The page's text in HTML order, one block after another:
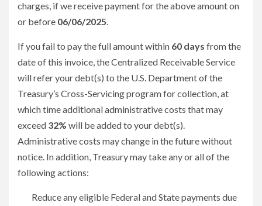
charges, if we receive payment for the above amount on
or before 06/06/2025
If you fail to pay the full amount within 60 days from the
date of this invoice, the Centralized Receivable Service
will refer your debt(s) to the U.S. Department of the
Treasury’s Cross-Servicing program for collection, at
which time additional administrative costs that may
exceed 32% will be added to your debt(s).
Administrative costs may change in the future without
notice. In addition, Treasury may take any or all of the
following actions:
Reduce any eligible Federal and State payments due